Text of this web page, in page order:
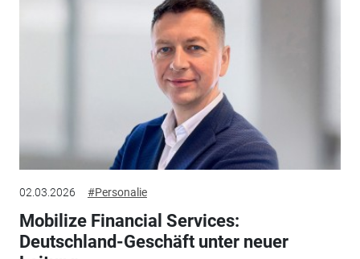
02.03.2026 #Personalie
Mobilize Financial Services:
Deutschland-Geschäft unter neuer